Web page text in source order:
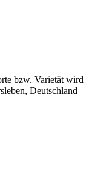
bzw. Varietät wird
Deutschland